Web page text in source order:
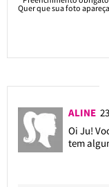
Quer que sua foto
ALINE
Oi Ju!
tem